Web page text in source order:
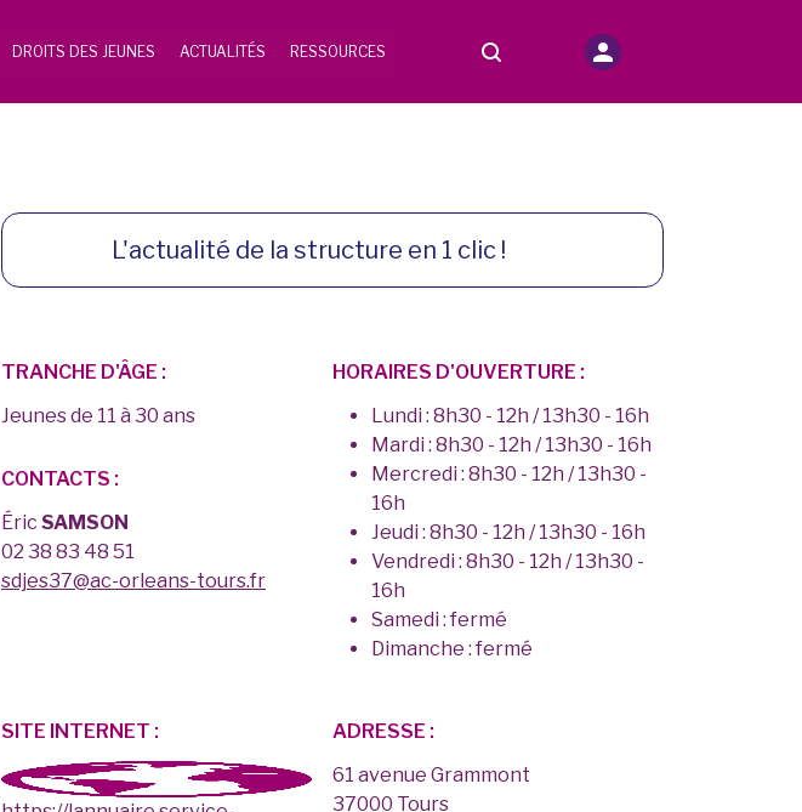
DROITS DES JEUNES ACTUALITÉS RESSOURCES
L'actualité de la structure en 1 clic !
TRANCHE D'ÂGE :
Jeunes de 11 à 30 ans
CONTACTS :
Éric SAMSON
02 38 83 48 51
sdjes37@ac-orleans-tours.fr
HORAIRES D'OUVERTURE :
Lundi : 8h30 - 12h / 13h30 - 16h
Mardi : 8h30 - 12h / 13h30 - 16h
Mercredi : 8h30 - 12h / 13h30 -
16h
Jeudi : 8h30 - 12h / 13h30 - 16h
Vendredi : 8h30 - 12h / 13h30 -
16h
Samedi : fermé
Dimanche : fermé
SITE INTERNET :
ADRESSE :
61 avenue Grammont
37000 Tours